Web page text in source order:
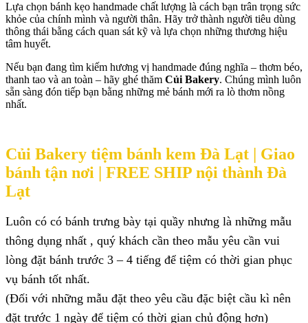
Lựa chọn bánh kẹo handmade chất lượng là cách bạn trân trọng sức
khỏe của chính mình và người thân. Hãy trở thành người tiêu dùng
thông thái bằng cách quan sát kỹ và lựa chọn những thương hiệu
tâm huyết.
Nếu bạn đang tìm kiếm hương vị handmade đúng nghĩa – thơm béo,
thanh tao và an toàn – hãy ghé thăm Củi Bakery. Chúng mình luôn
sẵn sàng đón tiếp bạn bằng những mẻ bánh mới ra lò thơm nồng
nhất.
Củi Bakery tiệm bánh kem Đà Lạt | Giao
bánh tận nơi | FREE SHIP nội thành Đà
Lạt
Luôn có có bánh trưng bày tại quầy nhưng là những mẫu
thông dụng nhất , quý khách cần theo mẫu yêu cần vui
lòng đặt bánh trước 3 – 4 tiếng để tiệm có thời gian phục
vụ bánh tốt nhất.
(Đối với những mẫu đặt theo yêu cầu đặc biệt cầu kì nên
đặt trước 1 ngày để tiệm có thời gian chủ động hơn)